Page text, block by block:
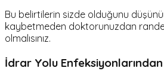
Bu belirtilerin sizde olduğunu
kaybetmeden doktorunuzdan
olmalısınız.
İdrar Yolu